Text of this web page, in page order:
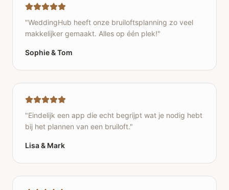
"WeddingHub heeft onze bruiloftsplanning zo veel
makkelijker gemaakt. Alles op één plek!"
Sophie & Tom
"Eindelijk een app die echt begrijpt wat je nodig hebt
bij het plannen van een bruiloft."
Lisa & Mark